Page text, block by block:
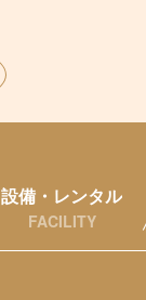
設備・レンタル
FACILITY